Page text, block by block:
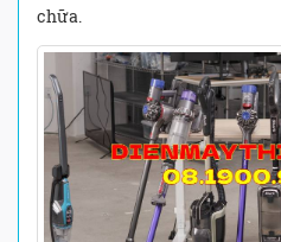
chữa.